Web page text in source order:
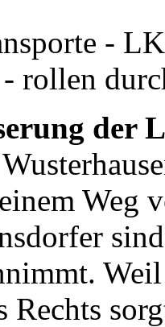
-
rollen
der
Weg
Rechts